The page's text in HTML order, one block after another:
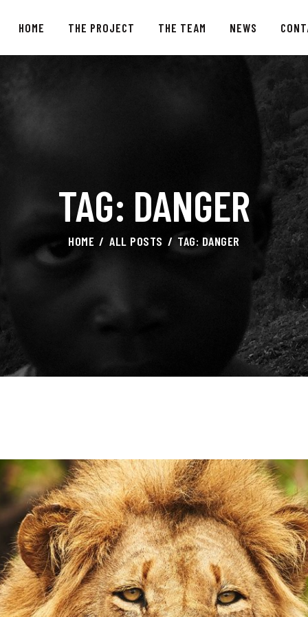
HOME THE PROJECT THE TEAM NEWS
TAG: DANGER
HOME ALL POSTS TAG: DANGER
PROJECT
TEAM